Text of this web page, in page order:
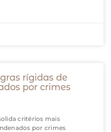
rígidas de
por crimes
critérios mais
por crimes